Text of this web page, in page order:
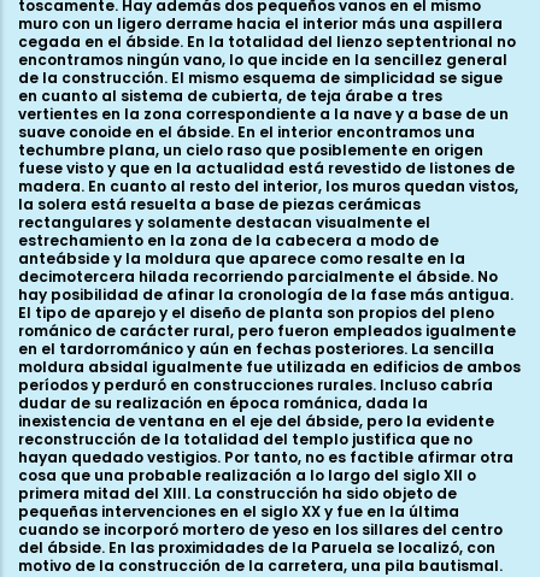
toscamente. Hay además dos pequeños vanos en el mismo
muro con un ligero derrame hacia el interior más una aspillera
cegada en el ábside. En la totalidad del lienzo septentrional no
encontramos ningún vano, lo que incide en la sencillez general
de la construcción. El mismo esquema de simplicidad se sigue
en cuanto al sistema de cubierta, de teja árabe a tres
vertientes en la zona correspondiente a la nave y a base de un
suave conoide en el ábside. En el interior encontramos una
techumbre plana, un cielo raso que posiblemente en origen
fuese visto y que en la actualidad está revestido de listones de
madera. En cuanto al resto del interior, los muros quedan vistos,
la solera está resuelta a base de piezas cerámicas
rectangulares y solamente destacan visualmente el
estrechamiento en la zona de la cabecera a modo de
anteábside y la moldura que aparece como resalte en la
decimotercera hilada recorriendo parcialmente el ábside. No
hay posibilidad de afinar la cronología de la fase más antigua.
El tipo de aparejo y el diseño de planta son propios del pleno
románico de carácter rural, pero fueron empleados igualmente
en el tardorrománico y aún en fechas posteriores. La sencilla
moldura absidal igualmente fue utilizada en edificios de ambos
períodos y perduró en construcciones rurales. Incluso cabría
dudar de su realización en época románica, dada la
inexistencia de ventana en el eje del ábside, pero la evidente
reconstrucción de la totalidad del templo justifica que no
hayan quedado vestigios. Por tanto, no es factible afirmar otra
cosa que una probable realización a lo largo del siglo XII o
primera mitad del XIII. La construcción ha sido objeto de
pequeñas intervenciones en el siglo XX y fue en la última
cuando se incorporó mortero de yeso en los sillares del centro
del ábside. En las proximidades de la Paruela se localizó, con
motivo de la construcción de la carretera, una pila bautismal.